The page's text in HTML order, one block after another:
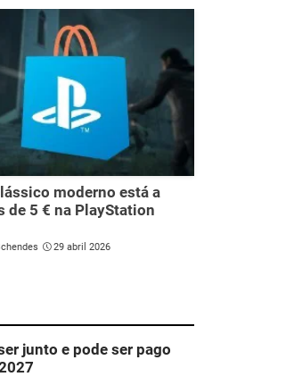
moderno está a
de 5 € na PlayStation
29 abril 2026
junto e pode ser pago